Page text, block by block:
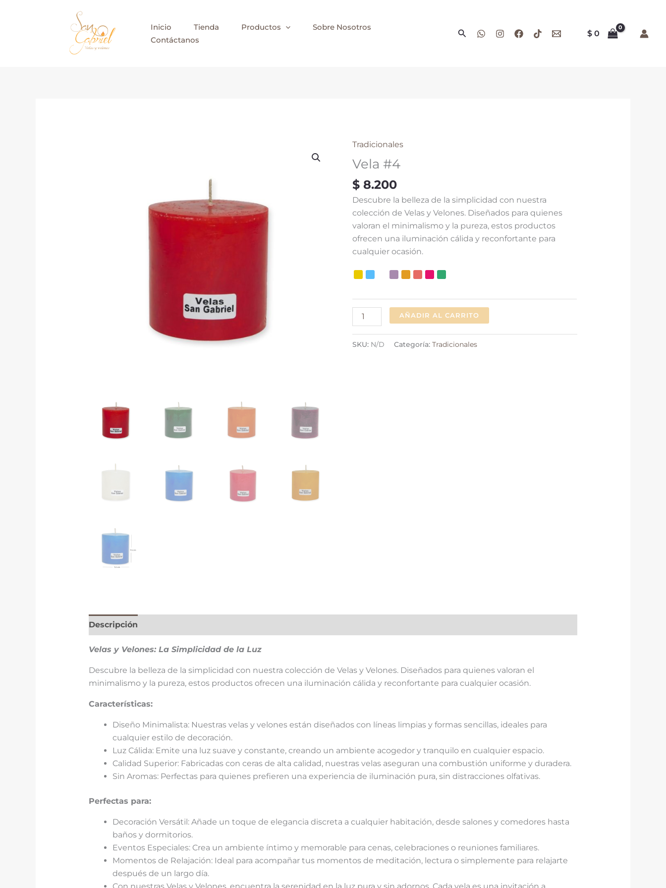
Inicio Tienda Productos
Sobre Nosotros
Contáctanos
Buscar $0
Tradicionales
Vela #4
$ 8.200
Descubre la belleza de la simplicidad con nuestra
colección de Velas y Velones. Diseñados para quienes
valoran el minimalismo y la pureza, estos productos
ofrecen una iluminación cálida y reconfortante para
cualquier ocasión.
Vela
#4
AÑADIR AL CARRITO
SKU: N/D Categoría:Tradicionales
Descripción
Velas y Velones: La Simplicidad de la Luz
Descubre la belleza de la simplicidad con nuestra colección de Velas y Velones. Diseñados para quienes valoran el
minimalismo y la pureza, estos productos ofrecen una iluminación cálida y reconfortante para cualquier ocasión.
Características:
Diseño Minimalista: Nuestras velas y velones están diseñados con líneas limpias y formas sencillas, ideales para
cualquier estilo de decoración.
Luz Cálida: Emite una luz suave y constante, creando un ambiente acogedor y tranquilo en cualquier espacio.
Calidad Superior: Fabricadas con ceras de alta calidad, nuestras velas aseguran una combustión uniforme y duradera.
Sin Aromas: Perfectas para quienes prefieren una experiencia de iluminación pura, sin distracciones olfativas.
Perfectas para:
Decoración Versátil: Añade un toque de elegancia discreta a cualquier habitación, desde salones y comedores hasta
baños y dormitorios.
Eventos Especiales: Crea un ambiente íntimo y memorable para cenas, celebraciones o reuniones familiares.
Momentos de Relajación: Ideal para acompañar tus momentos de meditación, lectura o simplemente para relajarte
después de un largo día.
Con nuestras Velas y Velones, encuentra la serenidad en la luz pura y sin adornos. Cada vela es una invitación a